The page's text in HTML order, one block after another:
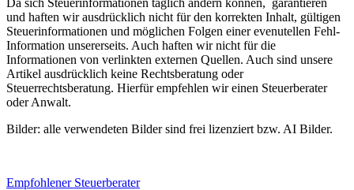
und haften wir ausdrücklich nicht für den korrekten Inhalt, gültigen
Steuerinformationen und möglichen Folgen einer evenutellen Fehl-
Information unsererseits. Auch haften wir nicht für die
Informationen von verlinkten externen Quellen. Auch sind unsere
Artikel ausdrücklich keine Rechtsberatung oder
Steuerrechtsberatung. Hierfür empfehlen wir einen Steuerberater
oder Anwalt.
Bilder: alle verwendeten Bilder sind frei lizenziert bzw. AI Bilder.
Empfohlener Steuerberater